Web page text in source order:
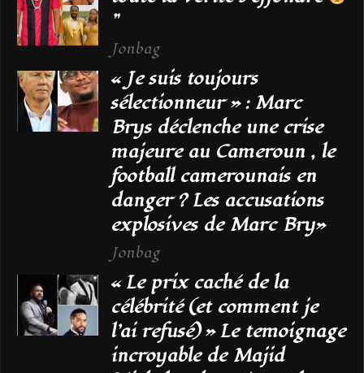
”
Jonbag
« Je suis toujours
sélectionneur » : Marc
Brys déclenche une crise
majeure au Cameroun , le
football camerounais en
danger ? Les accusations
explosives de Marc Bry»
Jonbag
« Le prix caché de la
célébrité (et comment je
l’ai refusé) » Le temoignage
incroyable de Majid